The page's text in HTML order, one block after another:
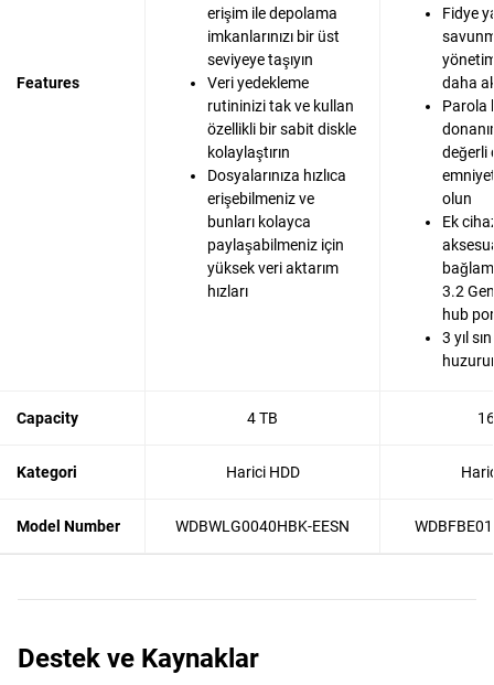
Features
erişim ile depolama
imkanlarınızı bir üst
seviyeye taşıyın
Veri yedekleme
rutininizi tak ve kullan
özellikli bir sabit diskle
kolaylaştırın
Dosyalarınıza hızlıca
erişebilmeniz ve
bunları kolayca
paylaşabilmeniz için
yüksek veri aktarım
hızları
Fidye
daha
Parola
değerli
olun
Ek
3.2
hub
3 yıl
Capacity 4 TB
Kategori Harici HDD
Model Number WDBWLG0040HBK-EESN
Destek ve Kaynaklar